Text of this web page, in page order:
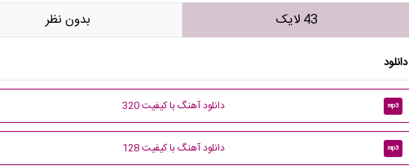
43 لایک بدون نظر
دانلود
mp3 دانلود آهنگ با کیفیت 320
mp3 دانلود آهنگ با کیفیت 128